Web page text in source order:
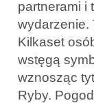
partnerami i
wydarzenie.
Kilkaset
wstęgą
wznosząc
Ryby.